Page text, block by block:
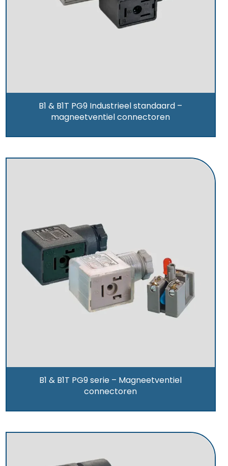
B1 & B1T PG9 Industrieel standaard –
magneetventiel connectoren
B1 & B1T PG9 serie – Magneetventiel
connectoren